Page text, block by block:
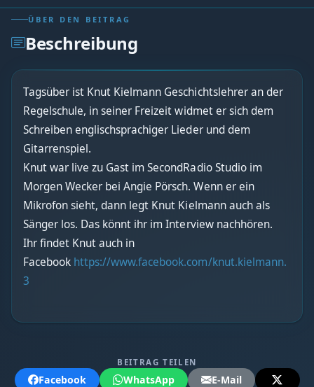
ÜBER DEN BEITRAG
Beschreibung
Tagsüber ist Knut Kielmann Geschichtslehrer an der
Regelschule, in seiner Freizeit widmet er sich dem
Schreiben englischsprachiger Lieder und dem
Gitarrenspiel.
Knut war live zu Gast im SecondRadio Studio im
Morgen Wecker bei Angie Pörsch. Wenn er ein
Mikrofon sieht, dann legt Knut Kielmann auch als
Sänger los. Das könnt ihr im Interview nachhören.
Ihr findet Knut auch in
Facebook https://www.facebook.com/knut.kielmann.
3
BEITRAG TEILEN
Facebook WhatsApp
E-Mail